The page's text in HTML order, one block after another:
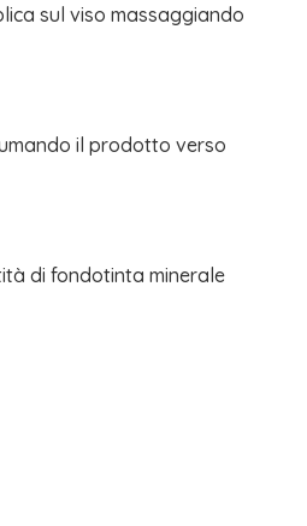
sul viso massaggiando
il prodotto verso
di fondotinta minerale